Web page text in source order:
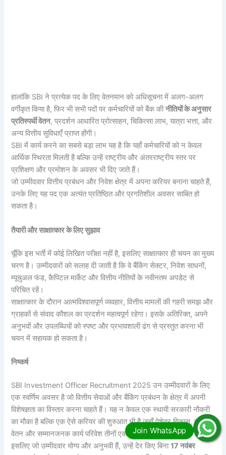
हालांकि SBI ने प्रत्येक पद के लिए वेतनमान को अधिसूचना में अलग-अलग
वर्गीकृत किया है, फिर भी सभी पदों पर कर्मचारियों को बैंक कीनीतियों के अनुसार
प्रतिस्पर्धी वेतन, प्रदर्शन आधारित प्रोत्साहन, चिकित्सा लाभ, यात्रा भत्ता, और
अन्य वित्तीय सुविधाएँ प्राप्त होंगी।
SBI में कार्य करने का सबसे बड़ा लाभ यह है कि यहाँ कर्मचारियों को न केवल
आर्थिक स्थिरता मिलती है बल्कि उन्हें राष्ट्रीय और अंतरराष्ट्रीय स्तर पर
प्रशिक्षण और प्रमोशन के अवसर भी दिए जाते हैं।
जो उम्मीदवार वित्तीय प्रबंधन और निवेश क्षेत्र में अपना करियर बनाना चाहते हैं,
उनके लिए यह पद एक अत्यंत प्रतिष्ठित और प्रगतिशील अवसर साबित हो
सकता है।
तैयारी और साक्षात्कार के लिए सुझाव
चूँकि इस भर्ती में कोई लिखित परीक्षा नहीं है, इसलिए साक्षात्कार ही चयन का मुख्य
चरण है। उम्मीदवारों को सलाह दी जाती है कि वे बैंकिंग सेक्टर, निवेश साधनों,
म्यूचुअल फंड, कैपिटल मार्केट और वित्तीय नीतियों के नवीनतम अपडेट से
परिचित रहें।
साक्षात्कार के दौरान आत्मविश्वासपूर्ण व्यवहार, वित्तीय मामलों की गहरी समझ और
ग्राहकों से संवाद कौशल का प्रदर्शन महत्वपूर्ण रहेगा। इसके अतिरिक्त, अपने
अनुभवों और उपलब्धियों को स्पष्ट और प्रभावशाली ढंग से प्रस्तुत करना भी
चयन में सहायक हो सकता है।
निष्कर्ष
SBI Investment Officer Recruitment 2025 उन उम्मीदवारों के लिए
एक स्वर्णिम अवसर है जो वित्तीय सेवाओं और बैंकिंग प्रबंधन के क्षेत्र में अपनी
विशेषज्ञता का विस्तार करना चाहते हैं। यह न केवल एक स्थायी सरकारी नौकरी
का मौका है बल्कि एक ऐसे करियर की शुरुआत भी है जहाँ पेशेवर विकास, उच्च
वेतन और सम्मानजनक कार्य परिवेश तीनों एक साथ मिलते हैं।
इसलिए जो उम्मीदवार योग्य और अनुभवी हैं, उन्हें देर किए बिना17 नवंबर